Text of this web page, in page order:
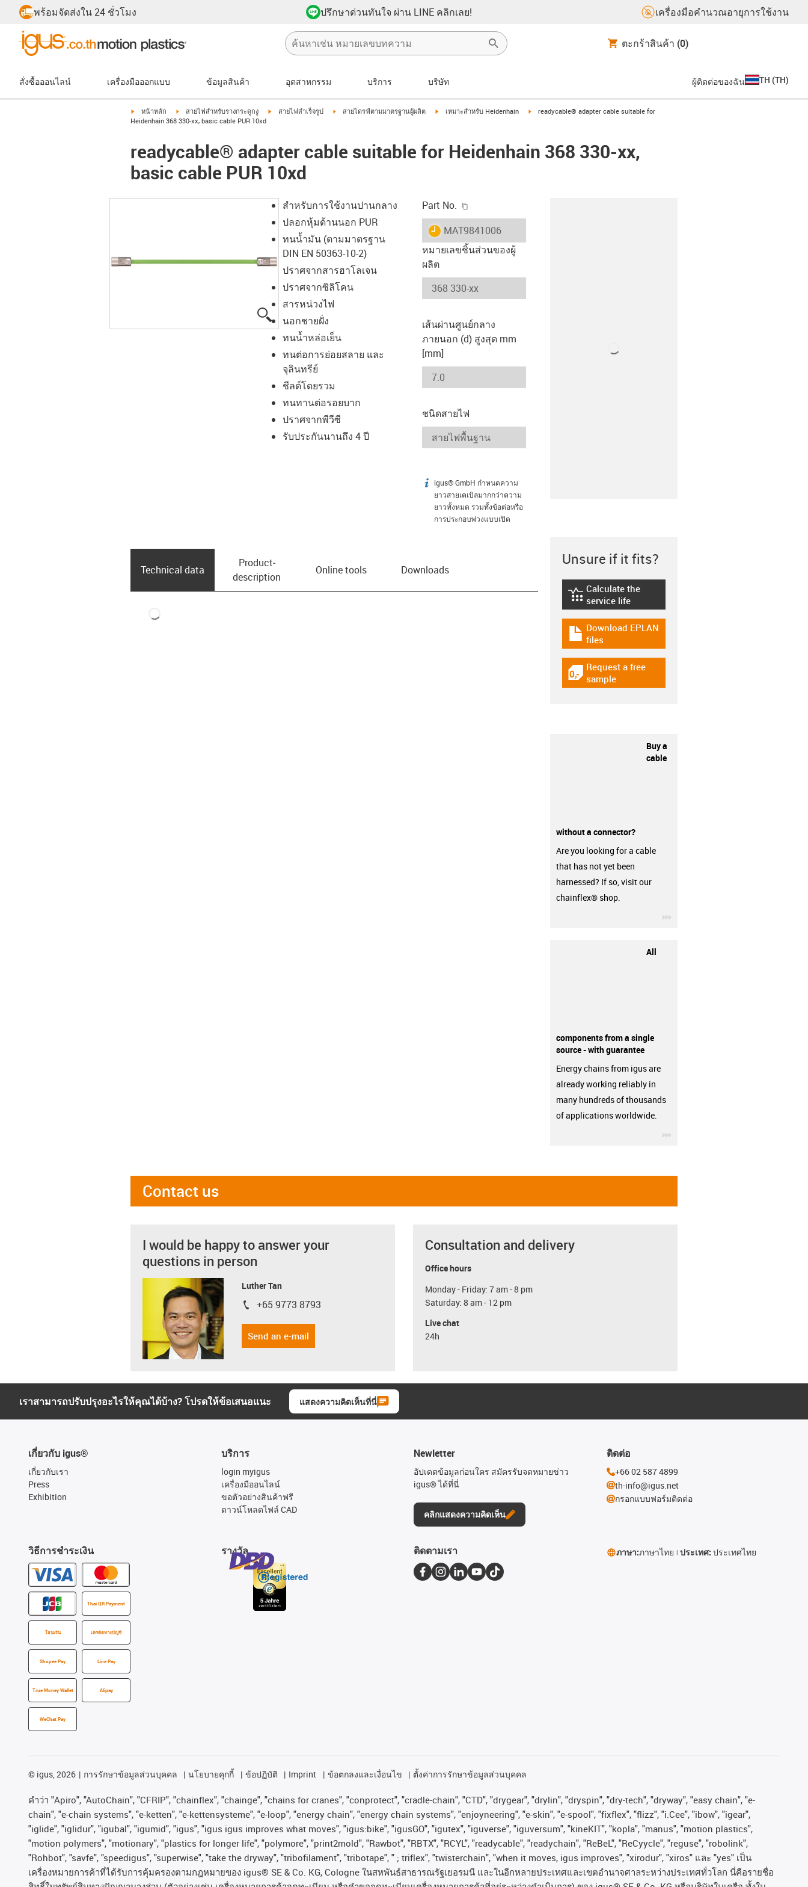
พร้อมจัดส่งใน 24 ชั่วโมง ปรึกษาด่วนทันใจ ผ่าน LINE คลิกเลย! เครื่องมือคำนวณอายุการใช้งาน
ตะกร้าสินค้า (0)
สั่งซื้อออนไลน์ เครื่องมือออกแบบ ข้อมูลสินค้า อุตสาหกรรม บริการ บริษัท ผู้ติดต่อของฉัน TH (TH)
igus-icon-arrow-right
หน้าหลัก igus-icon-arrow-right
สายไฟสำหรับรางกระดูกงู igus-icon-arrow-right
สายไฟสำเร็จรูป igus-icon-arrow-right
สายไดรฟ์ตามมาตรฐานผู้ผลิต igus-icon-arrow-right
เหมาะสำหรับ Heidenhain igus-icon-arrow-right
readycable® adapter cable suitable for
Heidenhain 368 330-xx, basic cable PUR 10xd
readycable® adapter cable suitable for Heidenhain 368 330-xx,
basic cable PUR 10xd
igus-icon-lupe
สำหรับการใช้งานปานกลาง
ปลอกหุ้มด้านนอก PUR
ทนน้ำมัน (ตามมาตรฐาน
DIN EN 50363-10-2)
ปราศจากสารฮาโลเจน
ปราศจากซิลิโคน
สารหน่วงไฟ
นอกชายฝั่ง
ทนน้ำหล่อเย็น
ทนต่อการย่อยสลาย และ
จุลินทรีย์
ชีลด์โดยรวม
ทนทานต่อรอยบาก
ปราศจากพีวีซี
รับประกันนานถึง 4 ปี
Part No.
igus-icon-lieferzeit
MAT9841006
หมายเลขชิ้นส่วนของผู้
ผลิต
เส้นผ่านศูนย์กลาง
ภายนอก (d) สูงสุด mm
[mm]
ชนิดสายไฟ
igus-icon-info
igus® GmbH กำหนดความ
ยาวสายเคเบิลมากกว่าความ
ยาวทั้งหมด รวมทั้งข้อต่อหรือ
การประกอบพ่วงแบบเปิด
Technical data
Product­
description
Online tools Downloads
Unsure if it fits?
igus-icon-lebensdauerrechner
Calculate the
service life
igus-icon-download-plan
Download EPLAN
files
igus-icon-gratismuster
Request a free
sample
Buy a
cable
without a connector?
Are you looking for a cable
that has not yet been
harnessed? If so, visit our
chainflex® shop.
All
components from a single
source - with guarantee
Energy chains from igus are
already working reliably in
many hundreds of thousands
of applications worldwide.
Contact us
I would be happy to answer your
questions in person
Luther Tan
igus-icon-phone
+65 9773 8793
Send an e-mail
Consultation and delivery
Office hours
Monday - Friday: 7 am - 8 pm
Saturday: 8 am - 12 pm
Live chat
24h
เราสามารถปรับปรุงอะไรให้คุณได้บ้าง? โปรดให้ข้อเสนอแนะ แสดงความคิดเห็นที่นี่
เกี่ยวกับ igus®
เกี่ยวกับเรา
Press
Exhibition
วิธีการชำระเงิน
Thai QR Payment
โอนเงิน เครดิตทางบัญชี
Shopee Pay Line Pay
True Money Wallet Alipay
WeChat Pay
บริการ
login myigus
เครื่องมืออนไลน์
ขอตัวอย่างสินค้าฟรี
ดาวน์โหลดไฟล์ CAD
รางวัล
Newletter
อัปเดตข้อมูลก่อนใคร สมัครรับจดหมายข่าว
igus® ได้ที่นี่
คลิกแสดงความคิดเห็น
ติดต่อ
+66 02 587 4899
th-info@igus.net
กรอกแบบฟอร์มติดต่อ
ติดตามเรา ภาษา:ภาษาไทย ประเทศ: ประเทศไทย
© igus, 2026 การรักษาข้อมูลส่วนบุคคล นโยบายคุกกี้ ข้อปฏิบัติ Imprint ข้อตกลงและเงื่อนไข ตั้งค่าการรักษาข้อมูลส่วนบุคคล
คําว่า "Apiro", "AutoChain", "CFRIP", "chainflex", "chainge", "chains for cranes", "conprotect", "cradle-chain", "CTD", "drygear", "drylin", "dryspin", "dry-tech", "dryway", "easy chain", "e-
chain", "e-chain systems", "e-ketten", "e-kettensysteme", "e-loop", "energy chain", "energy chain systems", "enjoyneering", "e-skin", "e-spool", "fixflex", "flizz", "i.Cee", "ibow", "igear",
"iglide", "iglidur", "igubal", "igumid", "igus", "igus igus improves what moves", "igus:bike", "igusGO", "igutex", "iguverse", "iguversum", "kineKIT", "kopla", "manus", "motion plastics",
"motion polymers", "motionary", "plastics for longer life", "polymore", "print2mold", "Rawbot", "RBTX", "RCYL", "readycable", "readychain", "ReBeL", "ReCyycle", "reguse", "robolink",
"Rohbot", "savfe", "speedigus", "superwise", "take the dryway", "tribofilament", "tribotape", " ; triflex", "twisterchain", "when it moves, igus improves", "xirodur", "xiros" และ "yes" เป็น
เครื่องหมายการค้าที่ได้รับการคุ้มครองตามกฎหมายของ igus® SE & Co. KG, Cologne ในสหพันธ์สาธารณรัฐเยอรมนี และในอีกหลายประเทศและเขตอํานาจศาลระหว่างประเทศทั่วโลก นี่คือรายชื่อ